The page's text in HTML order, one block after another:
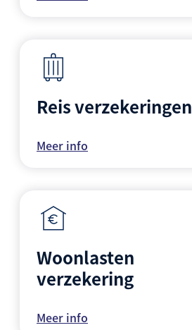
Reis verzekeringen
Meer info
Woonlasten
verzekering
Meer info